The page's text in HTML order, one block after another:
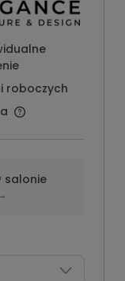
roboczych
salonie